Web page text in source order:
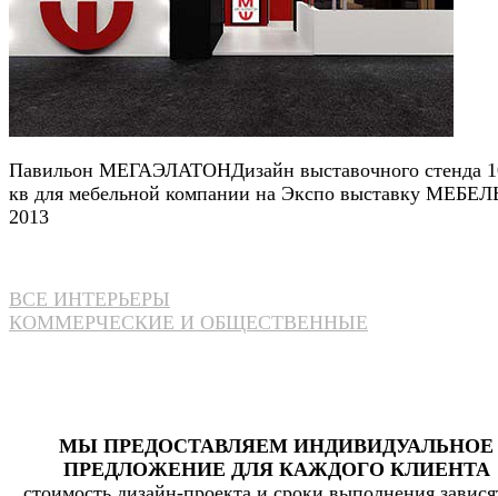
Павильон МЕГАЭЛАТОНДизайн выставочного стенда
кв для мебельной компании на Экспо выставку
2013
ВСЕ ИНТЕРЬЕРЫ
КОММЕРЧЕСКИЕ И ОБЩЕСТВЕННЫЕ
МЫ ПРЕДОСТАВЛЯЕМ ИНДИВИДУАЛЬНОЕ
ПРЕДЛОЖЕНИЕ ДЛЯ КАЖДОГО КЛИЕНТА